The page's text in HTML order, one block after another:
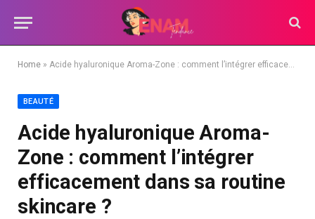
Home » Acide hyaluronique Aroma-Zone : comment l’intégrer efficacement dans sa routine skincare ?
BEAUTÉ
Acide hyaluronique Aroma-
Zone : comment l’intégrer
efficacement dans sa routine
skincare ?